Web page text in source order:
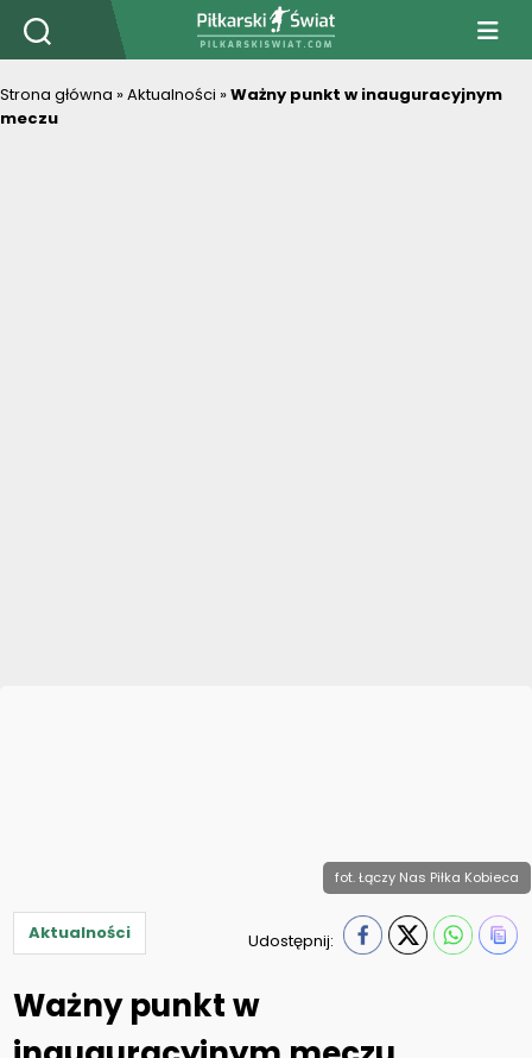
PiłkarskiSwiat.com
Strona główna »Aktualności »Ważny punkt w inauguracyjnym
meczu
fot. Łączy Nas Piłka Kobieca
Aktualności Udostępnij:
Ważny punkt w